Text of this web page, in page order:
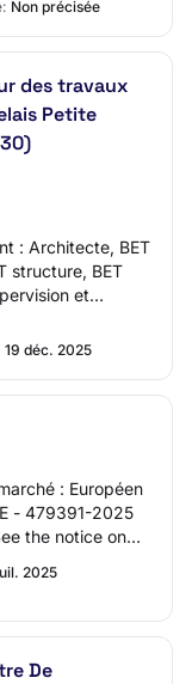
Non précisée
des travaux
Petite
: Architecte, BET
structure, BET
et
19 déc. 2025
: Européen
- 479391-2025
the notice on
2025
De